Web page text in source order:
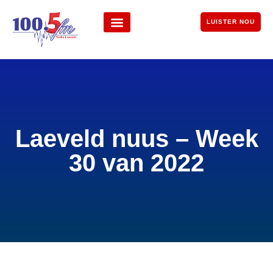
LUISTER NOU
Laeveld nuus – Week
30 van 2022